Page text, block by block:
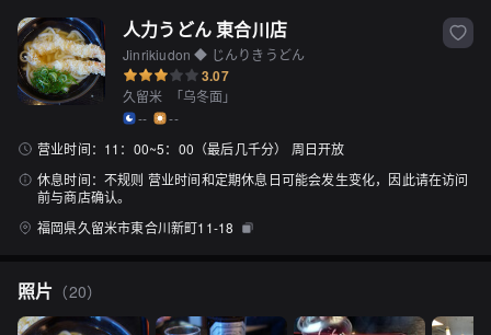
人力うどん 東合川店
Jinrikiudon ◆ じんりきうどん
3.07
久留米 「乌冬面」
--
--
营业时间： 11：00~5：00（最后几千分） 周日开放
休息时间： 不规则 营业时间和定期休息日可能会发生变化，因此请在访问
前与商店确认。
福岡県久留米市東合川新町11-18
照片 （20）